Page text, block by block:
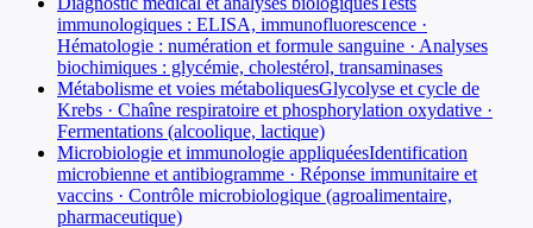
immunologiques : ELISA, immunofluorescence ·
Hématologie : numération et formule sanguine · Analyses
biochimiques : glycémie, cholestérol, transaminases
Métabolisme et voies métaboliquesGlycolyse et cycle de
Krebs · Chaîne respiratoire et phosphorylation oxydative ·
Fermentations (alcoolique, lactique)
Microbiologie et immunologie appliquéesIdentification
microbienne et antibiogramme · Réponse immunitaire et
vaccins · Contrôle microbiologique (agroalimentaire,
pharmaceutique)